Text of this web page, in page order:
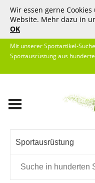
Wir essen gerne
Website. Mehr dazu in
OK
Mit unserer Sportartikel-
Sportausrüstung aus
Sportausrüstung